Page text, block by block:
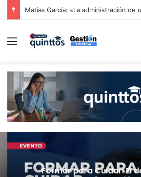
Menú
Formar para Cuidar: El